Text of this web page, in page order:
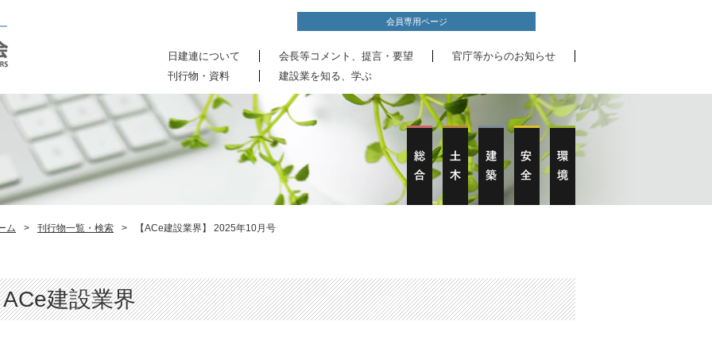
会員専用ページ
日建連について 会長等コメント、提言・要望
官庁等からのお知らせ
刊行物・資料
建設業を知る、学ぶ
ム > 刊行物一覧・検索 > 【ACe建設業界】 2025年10月号
ACe建設業界